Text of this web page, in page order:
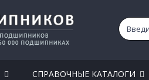
СПРАВОЧНЫЕ КАТАЛОГИ